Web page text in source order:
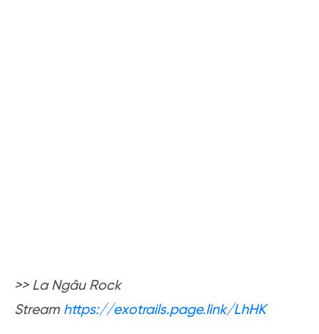
>> La Ngâu Rock
Stream https://exotrails.page.link/LhHK